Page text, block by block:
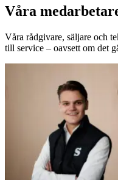
Våra
Våra rådgivare, säljare och
till service – oavsett om det